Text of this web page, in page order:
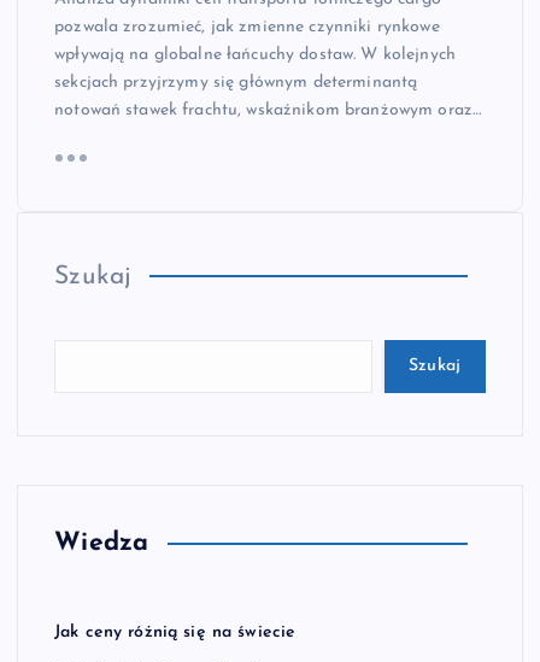
pozwala zrozumieć, jak zmienne czynniki rynkowe
wpływają na globalne łańcuchy dostaw. W kolejnych
sekcjach przyjrzymy się głównym determinantą
notowań stawek frachtu, wskaźnikom branżowym oraz…
Szukaj
Szukaj
Wiedza
Jak ceny różnią się na świecie